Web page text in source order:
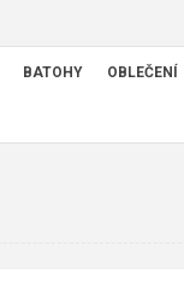
BATOHY OBLEČENÍ